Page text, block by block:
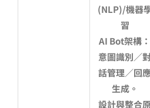
(NLP)/機器
習
AI Bot架構：
意圖識別／
話管理／回
生成。
設計與整合